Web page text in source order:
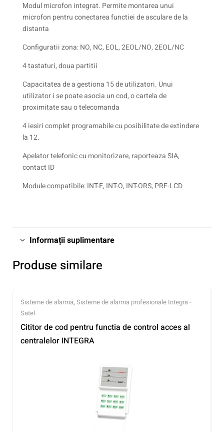
Modul microfon integrat. Permite montarea unui
microfon pentru conectarea functiei de asculare de la
distanta
Configuratii zona: NO, NC, EOL, 2EOL/NO, 2EOL/NC
4 tastaturi, doua partitii
Capacitatea de a gestiona 15 de utilizatori. Unui
utilizator i se poate asocia un cod, o cartela de
proximitate sau o telecomanda
4 iesiri complet programabile cu posibilitate de extindere
la 12.
Apelator telefonic cu monitorizare, raporteaza SIA,
contact ID
Module compatibile: INT-E, INT-O, INT-ORS, PRF-LCD
Informații suplimentare
Produse similare
Sisteme de alarma, Sisteme de alarma profesionale Integra -
Satel
Cititor de cod pentru functia de control acces al
centralelor INTEGRA